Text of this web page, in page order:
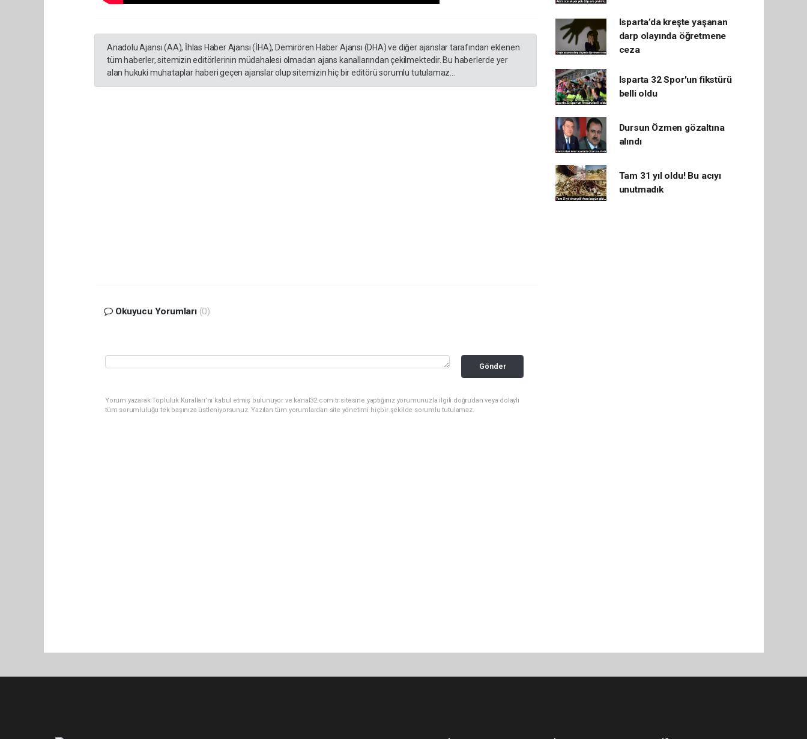
Anadolu Ajansı (AA), İhlas Haber Ajansı (İHA), Demirören Haber Ajansı (DHA) ve diğer ajanslar tarafından eklenen
tüm haberler, sitemizin editörlerinin müdahalesi olmadan ajans kanallarından çekilmektedir. Bu haberlerde yer
alan hukuki muhataplar haberi geçen ajanslar olup sitemizin hiç bir editörü sorumlu tutulamaz...
Okuyucu Yorumları (0)
Gönder
Yorum yazarak Topluluk Kuralları’nı kabul etmiş bulunuyor ve kanal32.com.tr sitesine yaptığınız yorumunuzla ilgili doğrudan veya dolaylı
tüm sorumluluğu tek başınıza üstleniyorsunuz. Yazılan tüm yorumlardan site yönetimi hiçbir şekilde sorumlu tutulamaz.
Isparta’da kreşte yaşanan
darp olayında öğretmene
ceza
Isparta 32 Spor'un fikstürü
belli oldu
Dursun Özmen gözaltına
alındı
Tam 31 yıl oldu! Bu acıyı
unutmadık